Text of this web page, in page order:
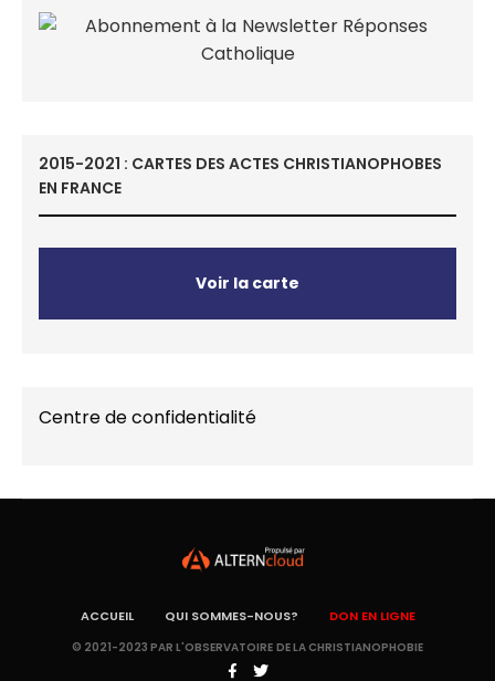
2015-2021 : CARTES DES ACTES CHRISTIANOPHOBES
EN FRANCE
Voir la carte
Centre de confidentialité
ACCUEIL QUI SOMMES-NOUS? DON EN LIGNE
© 2021-2023 PAR L'OBSERVATOIRE DE LA CHRISTIANOPHOBIE